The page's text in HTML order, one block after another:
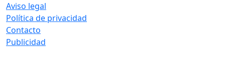
Aviso legal
Política de privacidad
Contacto
Publicidad